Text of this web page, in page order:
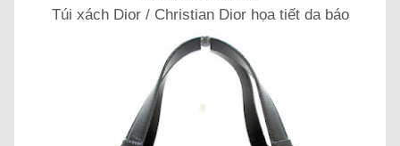
Túi xách Dior / Christian Dior họa tiết da báo